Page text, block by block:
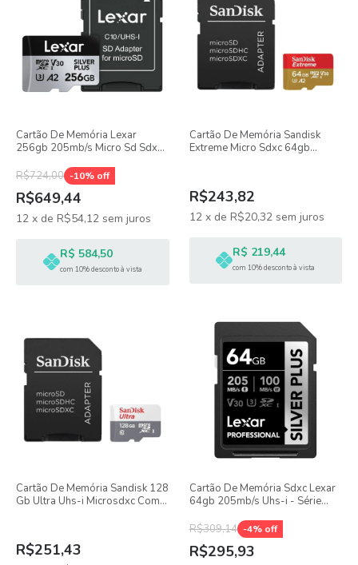
Cartão De Memória Lexar
256gb 205mb/s Micro Sd Sdxc
R$724,00 -10% off
R$649,44
12 x de R$54,12 sem juros
R$ 584,50
com 10% desconto à vista
Cartão De Memória Sandisk
Extreme Micro Sdxc 64gb
R$243,82
12 x de R$20,32 sem juros
R$ 219,44
com 10% desconto à vista
Cartão De Memória Sandisk 128
Gb Ultra Uhs-i Microsdxc Com
R$251,43
Cartão De Memória Sdxc Lexar
64gb 205mb/s Uhs-i - Série
R$309,14 -4% off
R$295,93